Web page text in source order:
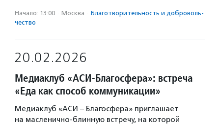
Начало: 13:00 · Москва · Благотвори­тель­ность и доброволь­
чест­во
20.02.2026
Медиаклуб «АСИ-Благосфера»: встреча
«Еда как способ коммуникации»
Медиаклуб «АСИ – Благосфера» приглашает
на масленично-блинную встречу, на которой